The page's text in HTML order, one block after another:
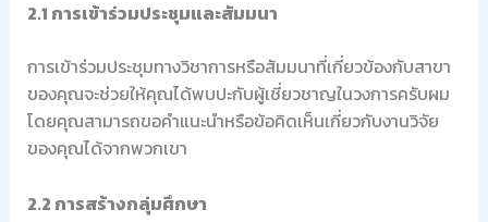
2.1 การเข้าร่วมประชุมและสัมมนา
การเข้าร่วมประชุมทางวิชาการหรือสัมมนาที่เกี่ยวข้องกับสาขา
ของคุณจะช่วยให้คุณได้พบปะกับผู้เชี่ยวชาญในวงการครับผม
โดยคุณสามารถขอคำแนะนำหรือข้อคิดเห็นเกี่ยวกับงานวิจัย
ของคุณได้จากพวกเขา
2.2 การสร้างกลุ่มศึกษา